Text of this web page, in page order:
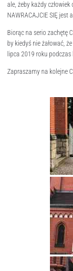
ale, żeby każdy człowiek
NAWRACAJCIE SIĘ jest
Biorąc na serio zachętę
by kiedyś nie żałować,
lipca 2019 roku
Zapraszamy na kolejne